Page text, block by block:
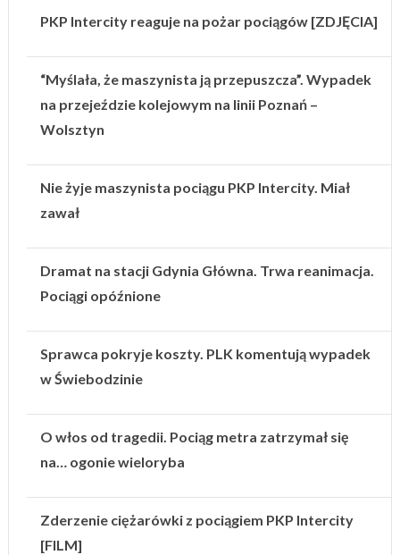
PKP Intercity reaguje na pożar pociągów [ZDJĘCIA]
“Myślała, że maszynista ją przepuszcza”. Wypadek
na przejeździe kolejowym na linii Poznań –
Wolsztyn
Nie żyje maszynista pociągu PKP Intercity. Miał
zawał
Dramat na stacji Gdynia Główna. Trwa reanimacja.
Pociągi opóźnione
Sprawca pokryje koszty. PLK komentują wypadek
w Świebodzinie
O włos od tragedii. Pociąg metra zatrzymał się
na… ogonie wieloryba
Zderzenie ciężarówki z pociągiem PKP Intercity
[FILM]